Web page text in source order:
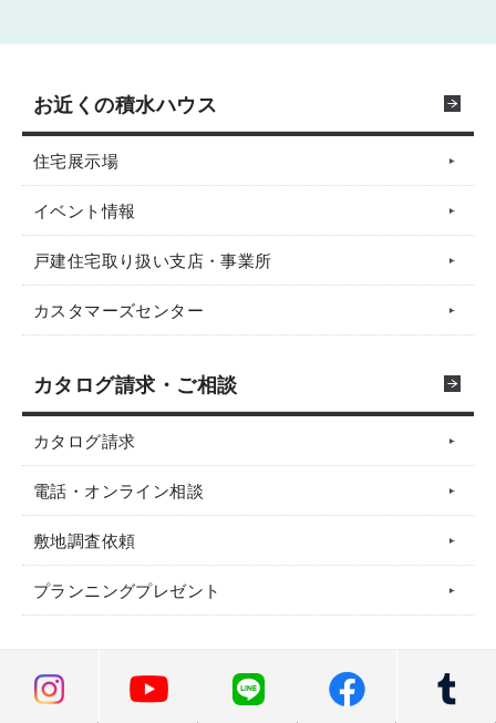
お近くの積水ハウス
住宅展示場
イベント情報
戸建住宅取り扱い支店・事業所
カスタマーズセンター
カタログ請求・ご相談
カタログ請求
電話・オンライン相談
敷地調査依頼
プランニングプレゼント